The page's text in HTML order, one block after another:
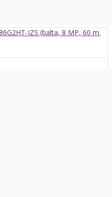
IZS (balta, 8 MP, 60 m.